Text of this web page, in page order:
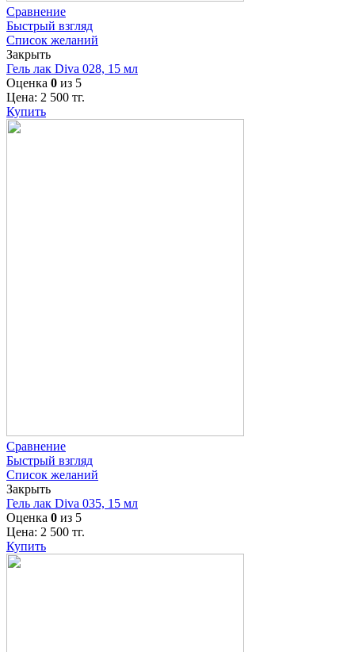
Сравнение
Быстрый взгляд
Список желаний
Закрыть
Гель лак Diva 028, 15 мл
Оценка 0 из 5
Цена: 2 500 тг.
Купить
Сравнение
Быстрый взгляд
Список желаний
Закрыть
Гель лак Diva 035, 15 мл
Оценка 0 из 5
Цена: 2 500 тг.
Купить